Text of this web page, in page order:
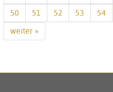
50
51 52 53 54
weiter »